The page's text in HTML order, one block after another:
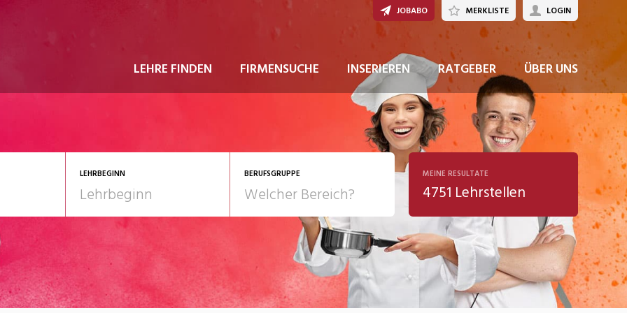
LEHRE FINDEN FIRMENSUCHE INSERIEREN RATGEBER ÜBER UNS
JOBABO MERKLISTE LOGIN
LEHRBEGINN BERUFSGRUPPE
Gesundheit/Pflege/Soziales
Telco
Kultur
MEINE RESULTATE
4751 Lehrstellen
JETZT BEWERBEN